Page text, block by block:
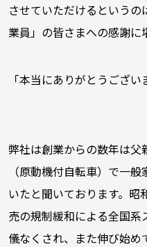
させていただけるという
業員」の皆さまへの感謝に
「本当にありがとうござい
弊社は創業からの数年は父
（原動機付自転車）で一
いたと聞いております。昭
売の規制緩和による全国
儀なくされ、また伸び始